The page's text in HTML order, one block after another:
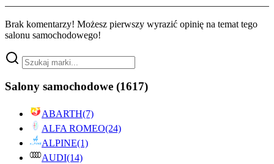
Brak komentarzy! Możesz pierwszy wyrazić opinię na temat tego
salonu samochodowego!
Salony samochodowe (1617)
ABARTH(7)
ALFA ROMEO(24)
ALPINE(1)
AUDI(14)